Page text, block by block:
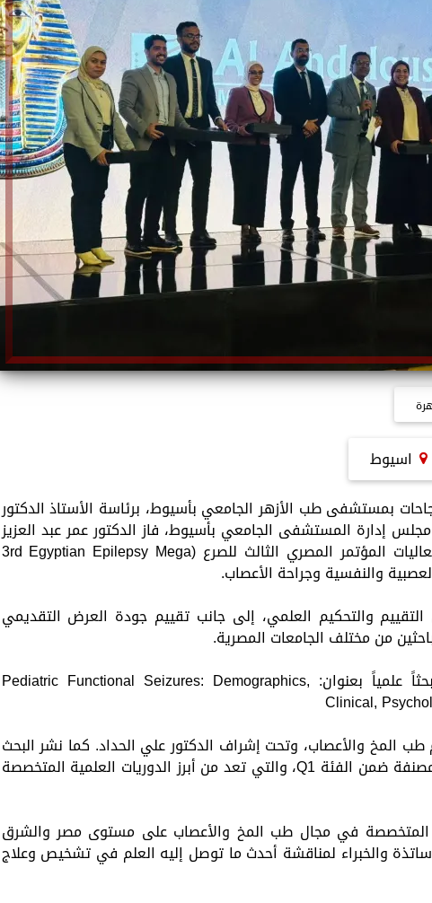
اسيوط
بمستشفى طب الأزهر الجامعي بأسيوط، برئاسة الأستاذ الدكتور
إدارة المستشفى الجامعي بأسيوط، فاز الدكتور عمر عبد العزيز
السعيد بجائزة أفضل بحث علمي خلال فعاليات المؤتمر المصري الثالث للصرع (3rd Egyptian Epilepsy Mega
والتحكيم العلمي، إلى جانب تقييم جودة العرض التقديمي
من مختلف الجامعات المصرية.
وقدم الدكتور عمر عبد العزيز السعيد بحثاً علمياً بعنوان: Pediatric Functional Seizures: Demographics,
Clinical,
المخ والأعصاب، وتحت إشراف الدكتور علي الحداد. كما نشر البحث
خلال عام 2026 بإحدى المجلات الدولية المصنفة ضمن الفئة Q1، والتي تعد من أبرز الدوريات العلمية المتخصصة
المتخصصة في مجال طب المخ والأعصاب على مستوى مصر والشرق
والخبراء لمناقشة أحدث ما توصل إليه العلم في تشخيص وعلاج